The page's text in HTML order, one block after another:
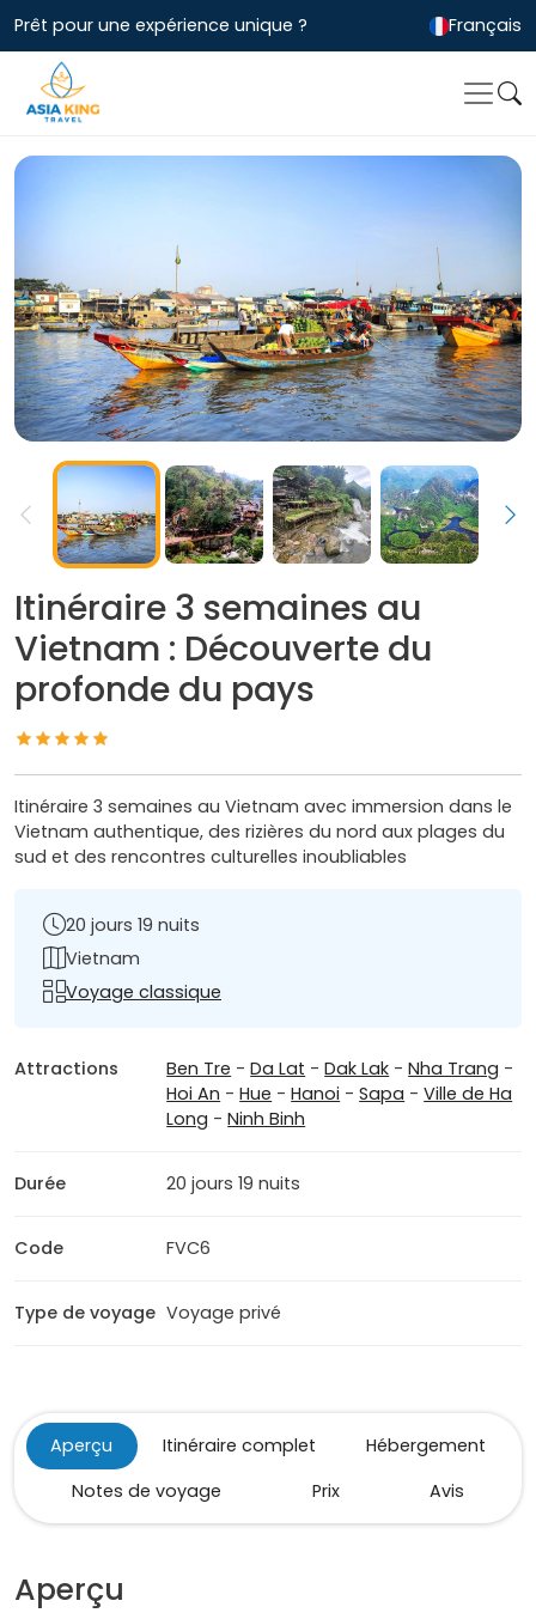
Prêt pour une expérience unique ? Français
Itinéraire 3 semaines au
Vietnam : Découverte du
profonde du pays
Itinéraire 3 semaines au Vietnam avec immersion dans le
Vietnam authentique, des rizières du nord aux plages du
sud et des rencontres culturelles inoubliables
20 jours 19 nuits
Vietnam
Voyage classique
Attractions Ben Tre -Da Lat -Dak Lak -Nha Trang -
Hoi An -Hue -Hanoi -Sapa -Ville de Ha
Long -Ninh Binh
Durée 20 jours 19 nuits
Code FVC6
Type de voyage Voyage privé
Aperçu Itinéraire complet
Hébergement
Notes de voyage
Prix Avis
Aperçu